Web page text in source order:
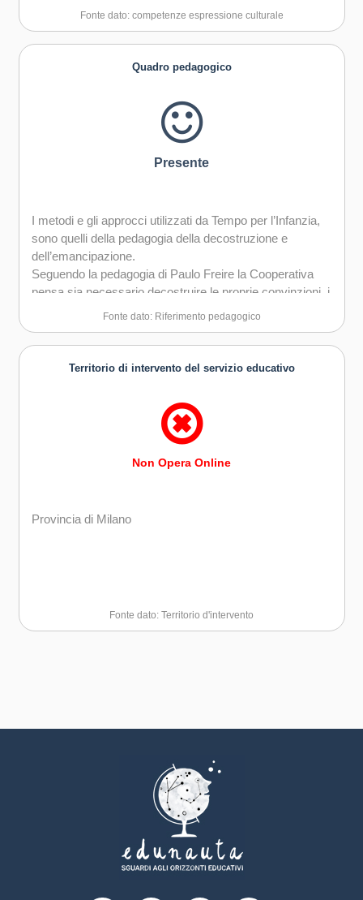
Fonte dato: competenze espressione culturale
Quadro pedagogico
Presente
I metodi e gli approcci utilizzati da Tempo per l’Infanzia,
sono quelli della pedagogia della decostruzione e
dell’emancipazione.
Seguendo la pedagogia di Paulo Freire la Cooperativa
pensa sia necessario decostruire le proprie convinzioni, i
propri concetti di senso comune e i propri pregiudizi per
liberi la possibilitàdi progettare e creare insieme delle
nuove realtà, possibilità e opportunità per la società.
Fonte dato: Riferimento pedagogico
Territorio di intervento del servizio educativo
Non Opera Online
Provincia di Milano
Fonte dato: Territorio d'intervento